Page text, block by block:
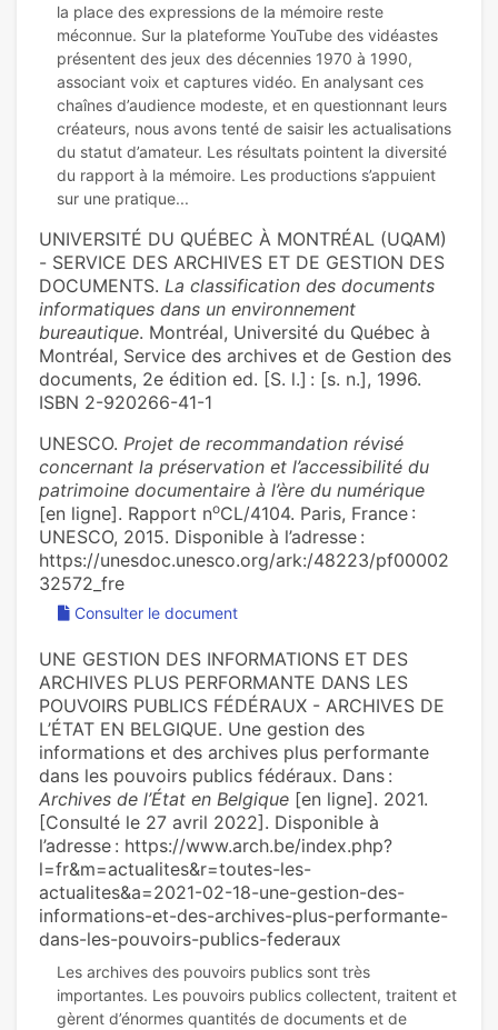
la place des expressions de la mémoire reste
méconnue. Sur la plateforme YouTube des vidéastes
présentent des jeux des décennies 1970 à 1990,
associant voix et captures vidéo. En analysant ces
chaînes d’audience modeste, et en questionnant leurs
créateurs, nous avons tenté de saisir les actualisations
du statut d’amateur. Les résultats pointent la diversité
du rapport à la mémoire. Les productions s’appuient
UNIVERSITÉ DU QUÉBEC À MONTRÉAL (UQAM)
- SERVICE DES ARCHIVES ET DE GESTION DES
DOCUMENTS. La classification des documents
informatiques dans un environnement
bureautique. Montréal, Université du Québec à
Montréal, Service des archives et de Gestion des
documents, 2e édition ed. [S. l.] : [s. n.], 1996.
ISBN 2-920266-41-1
UNESCO. Projet de recommandation révisé
concernant la préservation et l’accessibilité du
patrimoine documentaire à l’ère du numérique
[en ligne]. Rapport noCL/4104. Paris, France :
UNESCO, 2015. Disponible à l’adresse :
https://unesdoc.unesco.org/ark:/48223/pf00002
32572_fre
Consulter le document
UNE GESTION DES INFORMATIONS ET DES
ARCHIVES PLUS PERFORMANTE DANS LES
POUVOIRS PUBLICS FÉDÉRAUX - ARCHIVES DE
L’ÉTAT EN BELGIQUE. Une gestion des
informations et des archives plus performante
dans les pouvoirs publics fédéraux. Dans :
Archives de l’État en Belgique [en ligne]. 2021.
[Consulté le 27 avril 2022]. Disponible à
l’adresse : https://www.arch.be/index.php?
l=fr&m=actualites&r=toutes-les-
actualites&a=2021-02-18-une-gestion-des-
informations-et-des-archives-plus-performante-
dans-les-pouvoirs-publics-federaux
Les archives des pouvoirs publics sont très
importantes. Les pouvoirs publics collectent, traitent et
gèrent d’énormes quantités de documents et de